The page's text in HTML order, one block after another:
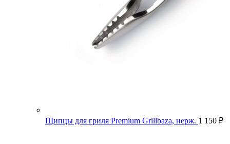
Щипцы для гриля Premium Grillbaza, нерж. 1 150 ₽